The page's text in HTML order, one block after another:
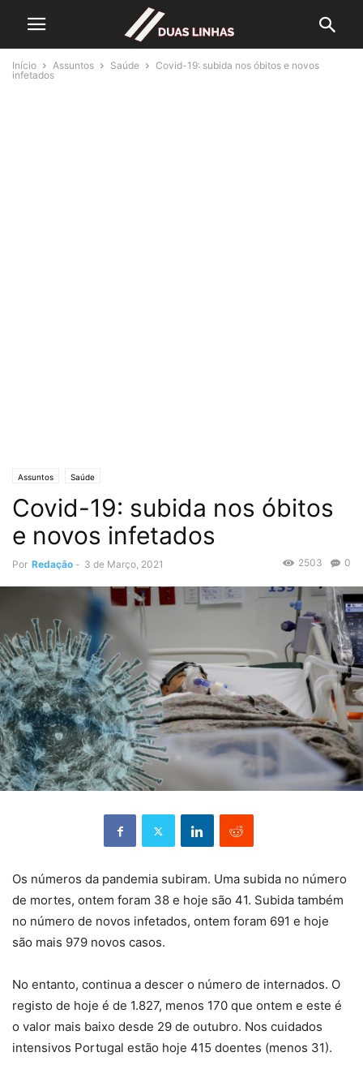
Início Assuntos Saúde
Covid-19: subida nos óbitos e novos
infetados
Assuntos Saúde
Covid-19: subida nos óbitos
e novos infetados
Por Redação - 3 de Março, 2021 0
2503
Os números da pandemia subiram. Uma subida no número
de mortes, ontem foram 38 e hoje são 41. Subida também
no número de novos infetados, ontem foram 691 e hoje
são mais 979 novos casos.
No entanto, continua a descer o número de internados. O
registo de hoje é de 1.827, menos 170 que ontem e este é
o valor mais baixo desde 29 de outubro. Nos cuidados
intensivos Portugal estão hoje 415 doentes (menos 31).